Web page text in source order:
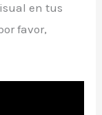
en tus
favor,